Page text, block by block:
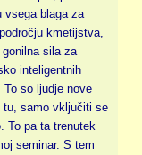
vsega blaga za
kmetijstva,
sila za
inteligentnih
To so ljudje nove
tu, samo vključiti se
To pa ta trenutek
seminar. S tem